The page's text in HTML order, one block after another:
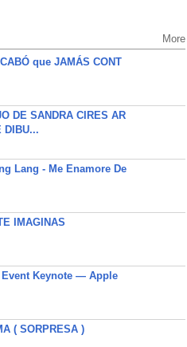
More
que JAMÁS CONT
DE SANDRA CIRES AR
DIBU...
Lang - Me Enamore De
IMAGINAS
Event Keynote — Apple
( SORPRESA )